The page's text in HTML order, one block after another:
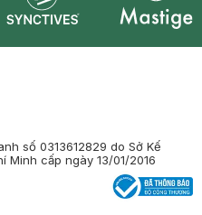
số 0313612829 do Sở Kế
cấp ngày 13/01/2016